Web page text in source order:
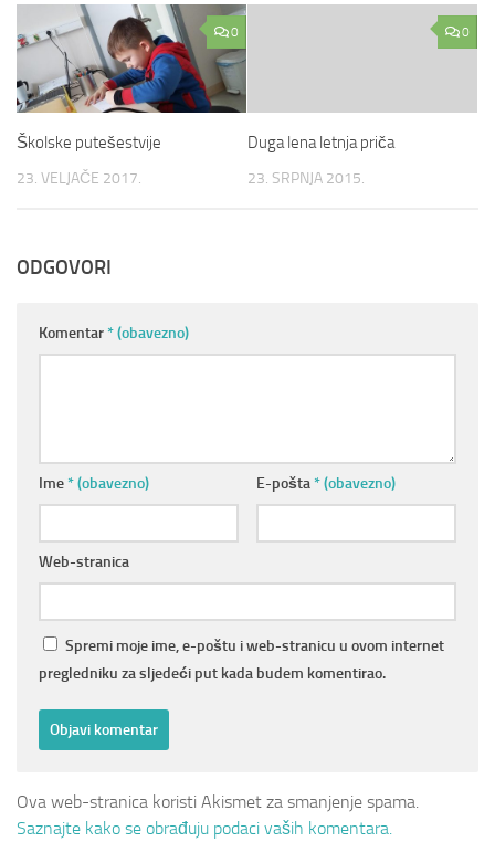
0
Školske putešestvije
23. VELJAČE 2017.
0
Duga lena letnja priča
23. SRPNJA 2015.
ODGOVORI
Komentar* (obavezno)
Ime* (obavezno) E-pošta* (obavezno)
Web-stranica
Spremi moje ime, e-poštu i web-stranicu u ovom internet
pregledniku za sljedeći put kada budem komentirao.
Ova web-stranica koristi Akismet za smanjenje spama.
Saznajte kako se obrađuju podaci vaših komentara.